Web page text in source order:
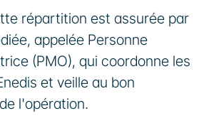
répartition est assurée par
appelée Personne
(PMO), qui coordonne les
et veille au bon
l'opération.